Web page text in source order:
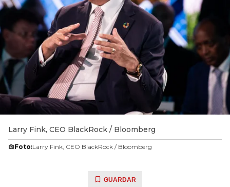
Larry Fink, CEO BlackRock / Bloomberg
Foto:Larry Fink, CEO BlackRock / Bloomberg
GUARDAR